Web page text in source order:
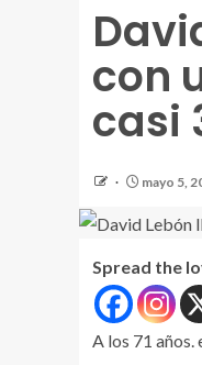
con
casi
mayo 5,
Spread the
A los 71